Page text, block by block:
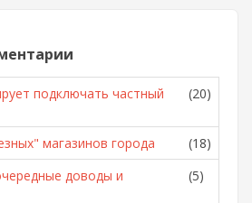
подключать частный
(20)
магазинов города
(18)
доводы и
(5)